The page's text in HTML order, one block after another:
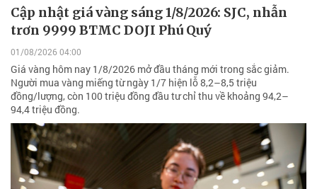
Cập nhật giá vàng sáng 1/8/2026: SJC, nhẫn
trơn 9999 BTMC DOJI Phú Quý
01/08/2026 04:00
Giá vàng hôm nay 1/8/2026 mở đầu tháng mới trong sắc giảm.
Người mua vàng miếng từ ngày 1/7 hiện lỗ 8,2–8,5 triệu
đồng/lượng, còn 100 triệu đồng đầu tư chỉ thu về khoảng 94,2–
94,4 triệu đồng.